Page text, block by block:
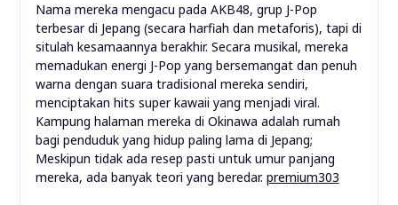
Nama mereka mengacu pada AKB48, grup J-Pop
terbesar di Jepang (secara harfiah dan metaforis), tapi di
situlah kesamaannya berakhir. Secara musikal, mereka
memadukan energi J-Pop yang bersemangat dan penuh
warna dengan suara tradisional mereka sendiri,
menciptakan hits super kawaii yang menjadi viral.
Kampung halaman mereka di Okinawa adalah rumah
bagi penduduk yang hidup paling lama di Jepang;
Meskipun tidak ada resep pasti untuk umur panjang
mereka, ada banyak teori yang beredar. premium303